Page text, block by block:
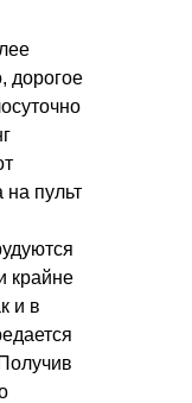
дорогое
на пульт
крайне
и в